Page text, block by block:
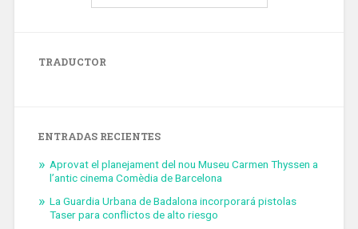
TRADUCTOR
ENTRADAS RECIENTES
Aprovat el planejament del nou Museu Carmen Thyssen a
l’antic cinema Comèdia de Barcelona
La Guardia Urbana de Badalona incorporará pistolas
Taser para conflictos de alto riesgo